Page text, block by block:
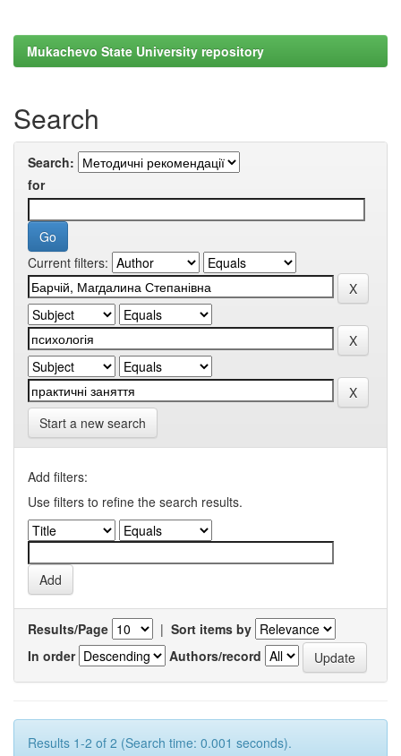
Mukachevo State University repository
Search
Search:
for
Current filters:
Start a new search
Add filters:
Use filters to refine the search results.
Results/Page | Sort items by
In order
Authors/record
Results 1-2 of 2 (Search time: 0.001 seconds).